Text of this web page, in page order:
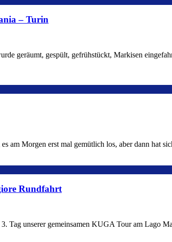
– Turin
geräumt, gespült, gefrühstückt, Markisen
am Morgen erst mal gemütlich los, aber dann hat
Rundfahrt
Tag unserer gemeinsamen KUGA Tour am Lago